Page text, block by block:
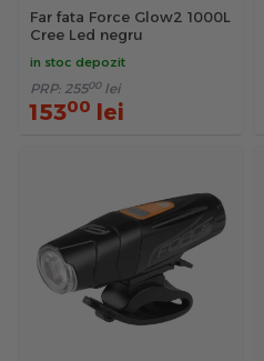
Far fata Force Glow2 1000L
Cree Led negru
in stoc depozit
PRP: 25500 lei
15300 lei